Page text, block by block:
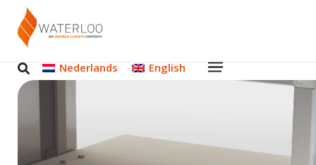
Nederlands English